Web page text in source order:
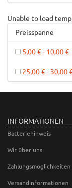
Unable to load
Preisspanne
5,00 € - 10,00 €
25,00 € - 30,00
INFORMATIONEN
Batteriehinweis
Wir über uns
Zahlungsmöglichkeiten
Versandinformationen